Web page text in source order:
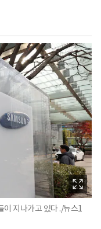
이 지나가고 있다 ./뉴스1